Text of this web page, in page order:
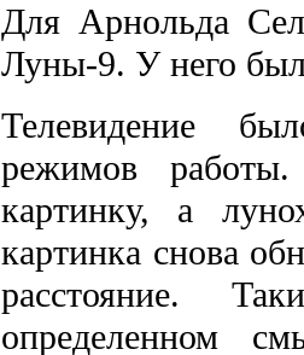
Для Арнольда
Луны-9. У него
Телевидение
режимов
картинку, а
картинка снова
расстояние.
определенном